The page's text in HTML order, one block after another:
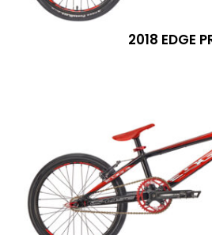
2018 EDGE